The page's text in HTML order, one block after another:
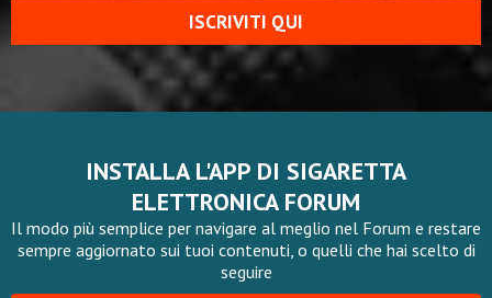
ISCRIVITI QUI
INSTALLA L'APP DI SIGARETTA
ELETTRONICA FORUM
Il modo più semplice per navigare al meglio nel Forum e restare
sempre aggiornato sui tuoi contenuti, o quelli che hai scelto di
seguire